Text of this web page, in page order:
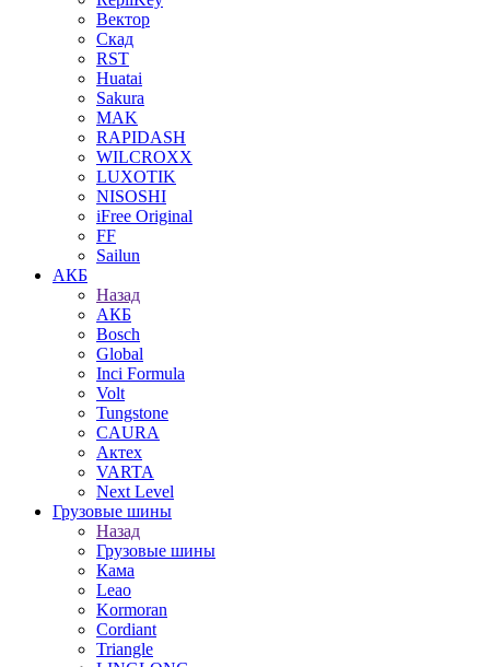
Вектор
Скад
RST
Huatai
Sakura
MAK
RAPIDASH
WILCROXX
LUXOTIK
NISOSHI
iFree Original
FF
Sailun
АКБ
Назад
АКБ
Bosch
Global
Inci Formula
Volt
Tungstone
CAURA
Актех
VARTA
Next Level
Грузовые шины
Назад
Грузовые шины
Кама
Leao
Kormoran
Cordiant
Triangle